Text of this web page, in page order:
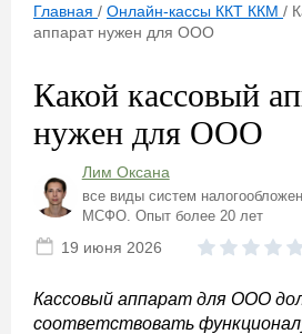
Главная / Онлайн-кассы ККТ ККМ /
аппарат нужен для ООО
Какой кассовый
нужен для ООО
Лим Оксана
все виды систем
МСФО. Опыт более 20 лет
19 июня 2026
Кассовый аппарат для ООО
соответствовать